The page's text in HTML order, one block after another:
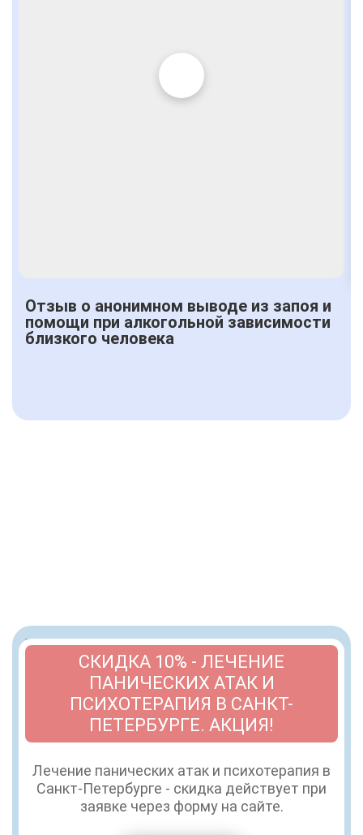
Отзыв о анонимном выводе из запоя и
помощи при алкогольной зависимости
близкого человека
СКИДКА 10% - ЛЕЧЕНИЕ
ПАНИЧЕСКИХ АТАК И
ПСИХОТЕРАПИЯ В САНКТ-
ПЕТЕРБУРГЕ. АКЦИЯ!
Лечение панических атак и психотерапия в
Санкт-Петербурге - скидка действует при
заявке через форму на сайте.